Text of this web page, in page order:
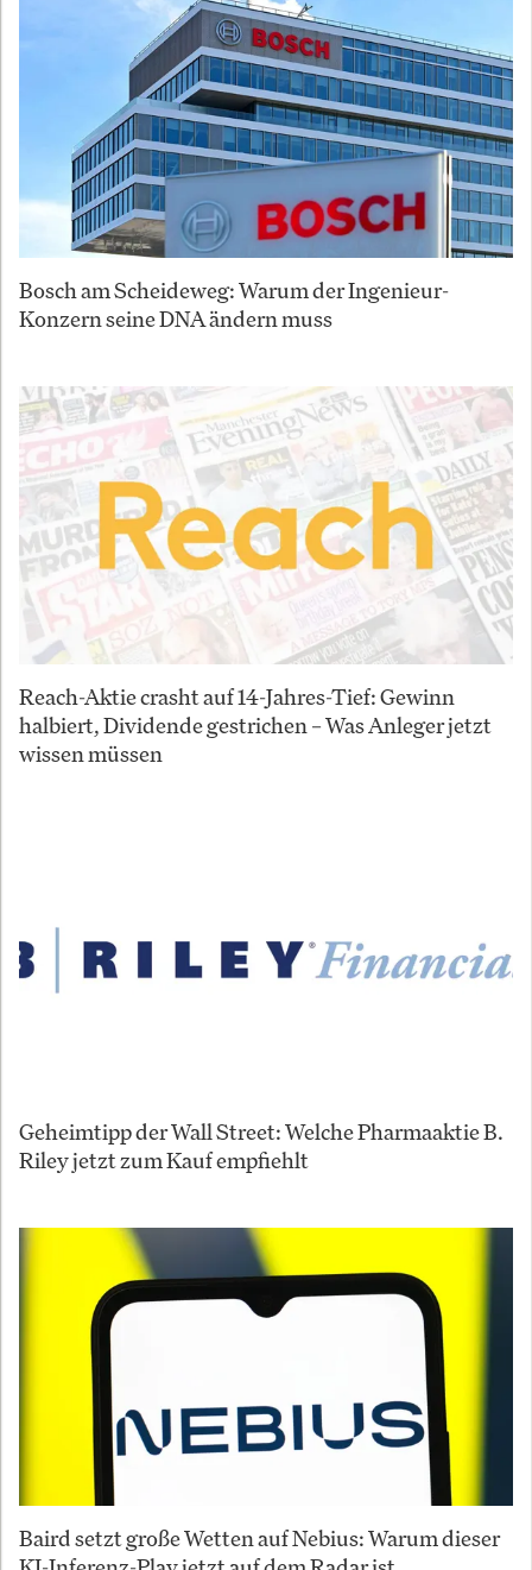
Bosch am Scheideweg: Warum der Ingenieur-
Konzern seine DNA ändern muss
Reach-Aktie crasht auf 14-Jahres-Tief: Gewinn
halbiert, Dividende gestrichen – Was Anleger jetzt
wissen müssen
Geheimtipp der Wall Street: Welche Pharmaaktie B.
Riley jetzt zum Kauf empfiehlt
Baird setzt große Wetten auf Nebius: Warum dieser